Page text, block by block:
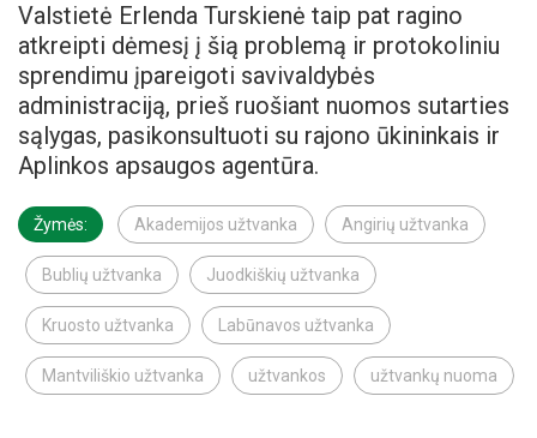
Valstietė Erlenda Turskienė taip pat ragino
atkreipti dėmesį į šią problemą ir protokoliniu
sprendimu įpareigoti savivaldybės
administraciją, prieš ruošiant nuomos sutarties
sąlygas, pasikonsultuoti su rajono ūkininkais ir
Aplinkos apsaugos agentūra.
Žymės: Akademijos užtvanka Angirių užtvanka
Bublių užtvanka Juodkiškių užtvanka
Kruosto užtvanka Labūnavos užtvanka
Mantviliškio užtvanka užtvankos užtvankų nuoma